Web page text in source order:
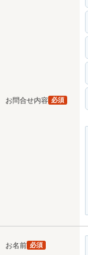
お問合せ内容 必須
お名前 必須